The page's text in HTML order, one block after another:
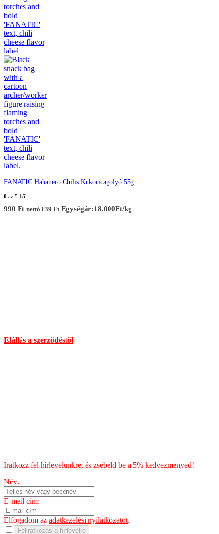
FANATIC Habanero Chilis Kukoricagolyó 55g
0 az 5-ből
990 Ft nettó 839 Ft Egységár:18.000Ft/kg
Elállás a szerződéstől
Iratkozz fel hírlevelünkre, és zsebeld be a 5% kedvezményed!
Név:
E-mail cím:
Elfogadom az adatkezelési nyilatkozatot.
Feliratkozás a hírlevélre